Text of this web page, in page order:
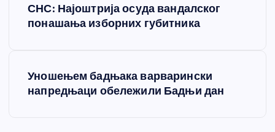
СНС: Најоштрија осуда вандалског
понашања изборних губитника
Уношењем бадњака варварински
напредњаци обележили Бадњи дан